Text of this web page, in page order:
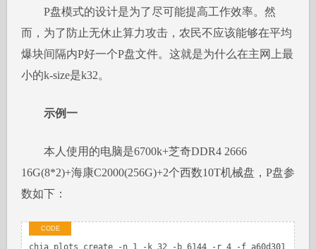
P盘模式的设计是为了尽可能提高工作效率。然
而，为了防止无休止算力攻击，农民不应该能够在平均
爆块间隔内P好一个P盘文件。这就是为什么在主网上最
小的k-size是k32。
示例一
本人使用的电脑是6700k+芝奇DDR4 2666
16G(8*2)+海康C2000(256G)+2个西数10T机械盘，P盘参
数如下：
chia plots create -n 1 -k 32 -b 6144 -r 4 -f a60d301